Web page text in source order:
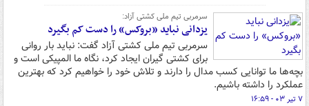
سرمربی تیم ملی کشتی آزاد:
یزدانی نباید «بروکس» را دست کم بگیرد
سرمربی تیم ملی کشتی آزاد گفت: نباید بار روانی
برای کشتی گیران ایجاد کرد، نگاه ما المپیکی است و
بچه‌ها ما توانایی کسب مدال را دارند و تلاش خود را خواهیم کرد که بهترین
عملکرد را داشته باشیم.
۷ تیر ۰۳ - ۱۶:۵۹